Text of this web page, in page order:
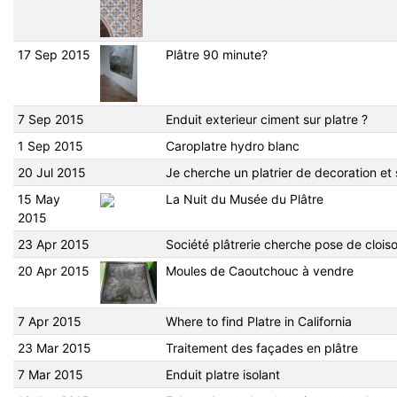
17 Sep 2015 Plâtre 90 minute?
7 Sep 2015 Enduit exterieur ciment sur platre ?
1 Sep 2015
Caroplatre hydro blanc
20 Jul 2015
Je cherche un platrier de decoration et
15 May
2015
La Nuit du Musée du Plâtre
23 Apr 2015 Société plâtrerie cherche pose de
20 Apr 2015
Moules de Caoutchouc à vendre
7 Apr 2015 Where to find Platre in California
23 Mar 2015
Traitement des façades en plâtre
7 Mar 2015
Enduit platre isolant